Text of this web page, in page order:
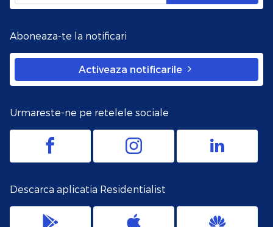
Aboneaza-te la notificari
Activeaza notificarile
Urmareste-ne pe retelele sociale
Descarca aplicatia Residentialist